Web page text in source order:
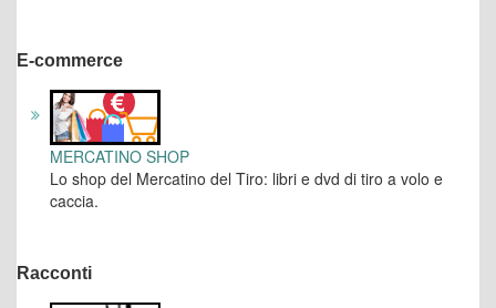
E-commerce
MERCATINO SHOP
Lo shop del Mercatino del Tiro: libri e dvd di tiro a volo e
caccia.
Racconti